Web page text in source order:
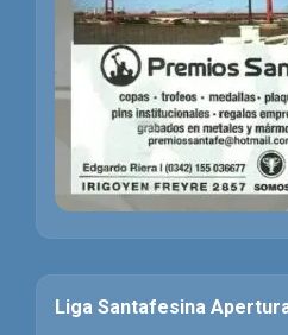
Liga Santafesina